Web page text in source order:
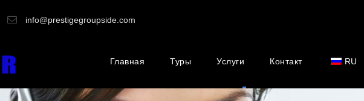
info@prestigegroupside.com
Главная Туры Услуги Контакт RU